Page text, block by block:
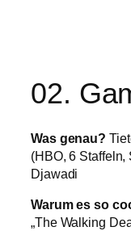
02.
Was genau?
(HBO, 6 Staffeln,
Djawadi
Warum es so
„The Walking